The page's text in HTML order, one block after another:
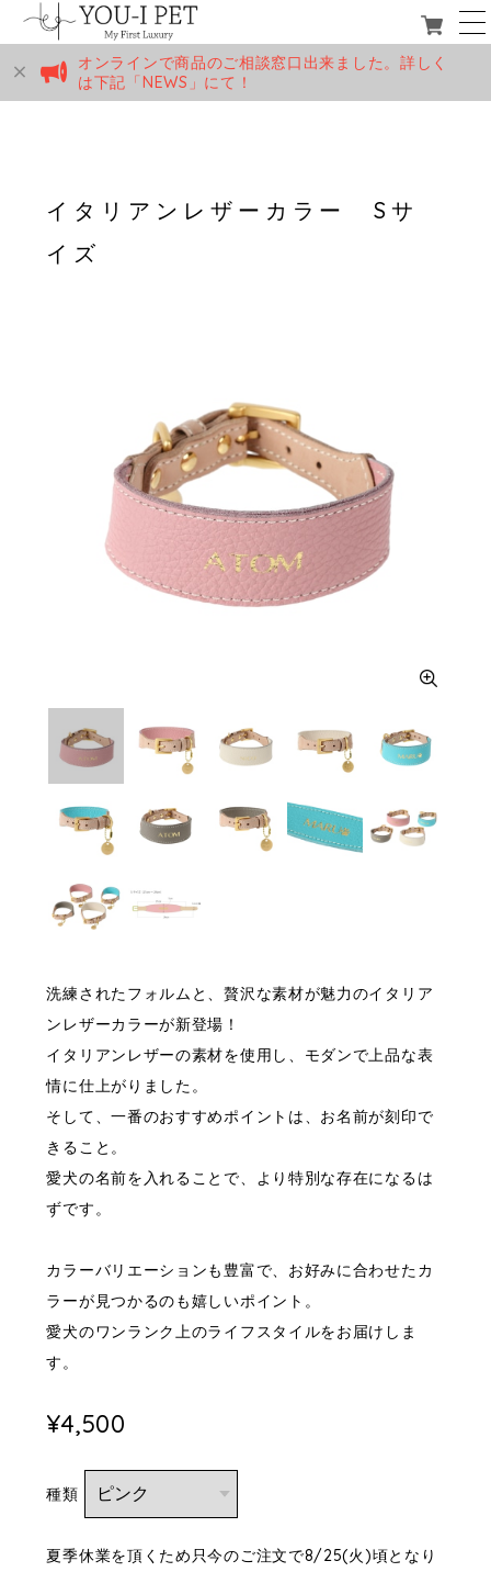
オンラインで商品のご相談窓口出来ました。詳しく
は下記「NEWS」にて！
イタリアンレザーカラー Sサ
イズ
洗練されたフォルムと、贅沢な素材が魅力のイタリア
ンレザーカラーが新登場！
イタリアンレザーの素材を使用し、モダンで上品な表
情に仕上がりました。
そして、一番のおすすめポイントは、お名前が刻印で
きること。
愛犬の名前を入れることで、より特別な存在になるは
ずです。
カラーバリエーションも豊富で、お好みに合わせたカ
ラーが見つかるのも嬉しいポイント。
愛犬のワンランク上のライフスタイルをお届けしま
す。
¥4,500
種類
夏季休業を頂くため只今のご注文で8/25(火)頃となり